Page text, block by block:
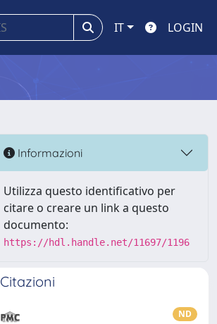
IT LOGIN
Informazioni
Utilizza questo identificativo per
citare o creare un link a questo
documento:
https://hdl.handle.net/11697/1196
Citazioni
ND